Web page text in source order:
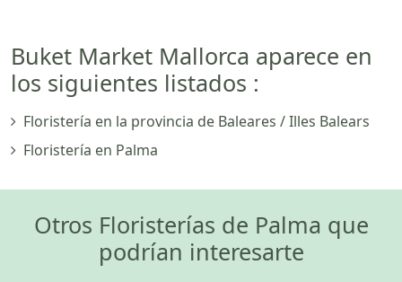
Buket Market Mallorca aparece en
los siguientes listados :
Floristería en la provincia de Baleares / Illes Balears
Floristería en Palma
Otros Floristerías de Palma que
podrían interesarte